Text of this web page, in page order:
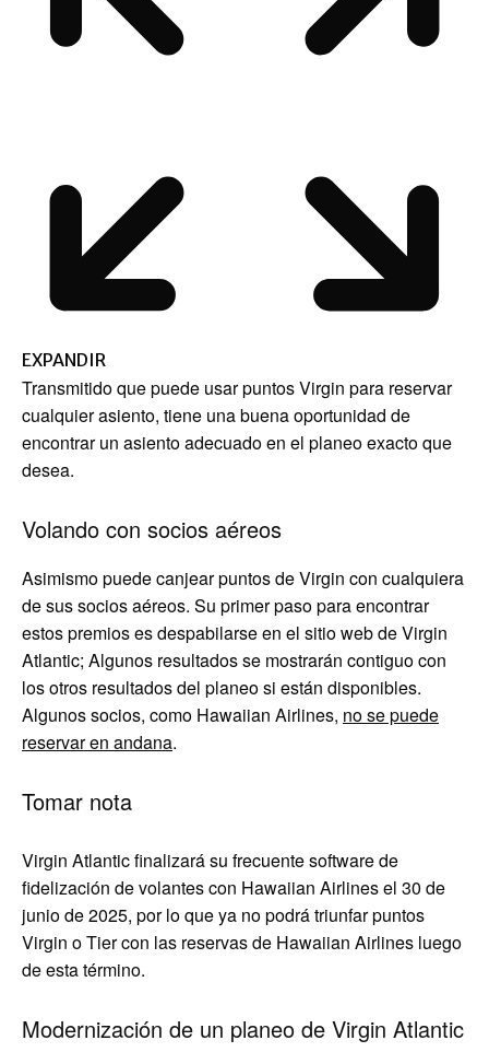
EXPANDIR
Transmitido que puede usar puntos Virgin para reservar
cualquier asiento, tiene una buena oportunidad de
encontrar un asiento adecuado en el planeo exacto que
desea.
Volando con socios aéreos
Asimismo puede canjear puntos de Virgin con cualquiera
de sus socios aéreos. Su primer paso para encontrar
estos premios es despabilarse en el sitio web de Virgin
Atlantic; Algunos resultados se mostrarán contiguo con
los otros resultados del planeo si están disponibles.
Algunos socios, como Hawaiian Airlines, no se puede
reservar en andana.
Tomar nota
Virgin Atlantic finalizará su frecuente software de
fidelización de volantes con Hawaiian Airlines el 30 de
junio de 2025, por lo que ya no podrá triunfar puntos
Virgin o Tier con las reservas de Hawaiian Airlines luego
de esta término.
Modernización de un planeo de Virgin Atlantic